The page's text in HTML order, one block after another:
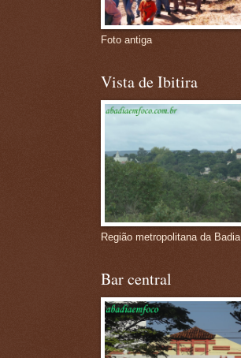
Foto antiga
Vista de Ibitira
Região metropolitana da Badia
Bar central